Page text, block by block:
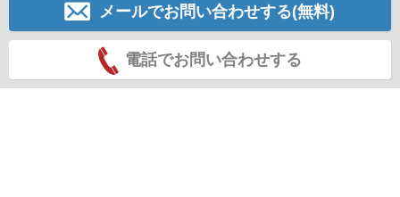
メールでお問い合わせする(無料)
電話でお問い合わせする